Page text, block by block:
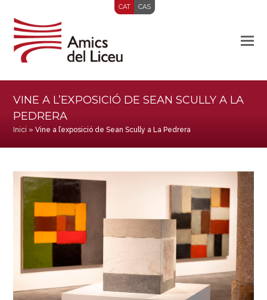
CAT CAS
VINE A L’EXPOSICIÓ DE SEAN SCULLY A LA
PEDRERA
Inici »Vine a l’exposició de Sean Scully a La Pedrera